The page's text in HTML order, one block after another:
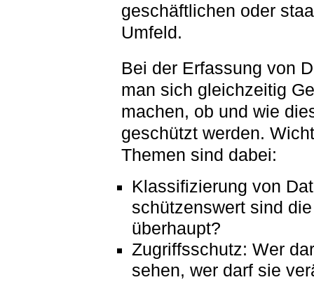
geschäftlichen oder
Umfeld.
Bei der Erfassung von
man sich gleichzeitig
machen, ob und wie
geschützt werden.
Themen sind dabei:
Klassifizierung von
schützenswert sind
überhaupt?
Zugriffsschutz: Wer
sehen, wer darf sie